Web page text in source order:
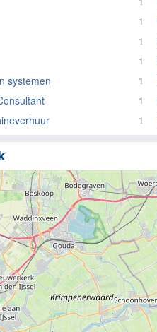
1
1
1
systemen 1
1
1